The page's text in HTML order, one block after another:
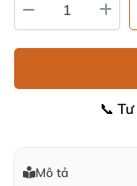
📞
Mô tả